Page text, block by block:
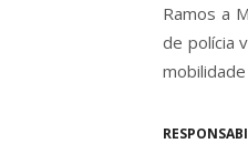
Ramos a
de polícia